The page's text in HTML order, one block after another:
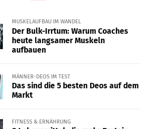
MUSKELAUFBAU IM WANDEL
Der Bulk-Irrtum: Warum Coaches
heute langsamer Muskeln
aufbauen
MÄNNER-DEOS IM TEST
Das sind die 5 besten Deos auf dem
Markt
FITNESS & ERNÄHRUNG